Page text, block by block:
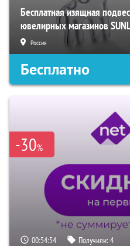
Бесплатная изящная
ювелирных магазинов
Россия
Бесплатно
-30%
00:54:53 Получили:4